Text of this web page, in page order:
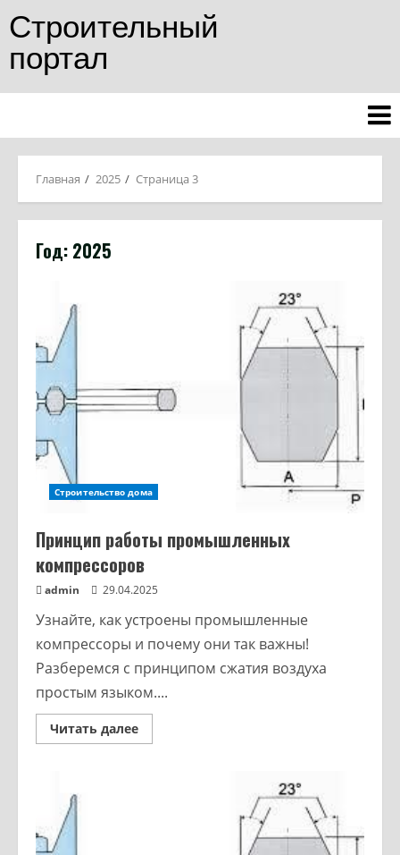
Строительный
портал
Главная 2025 Страница 3
Год: 2025
Строительство дома
Принцип работы промышленных
компрессоров
admin 29.04.2025
Узнайте, как устроены промышленные
компрессоры и почему они так важны!
Разберемся с принципом сжатия воздуха
простым языком....
Читать далее